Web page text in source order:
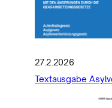
27.2.2026
Textausgabe